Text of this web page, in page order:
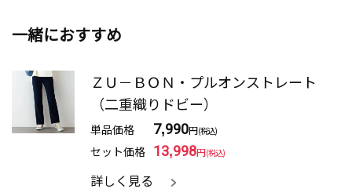
一緒におすすめ
ＺＵ－ＢＯＮ・プルオンストレート
（二重織りドビー）
単品価格 7,990円(税込)
セット価格 13,998円(税込)
詳しく見る